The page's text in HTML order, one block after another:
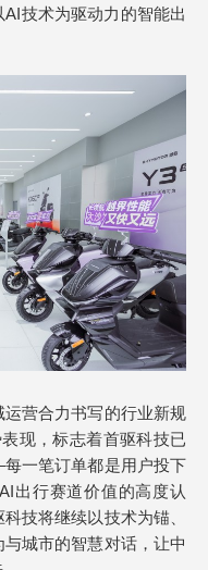
技术为驱动力的智能出
营合力书写的行业新规
现，标志着首驱科技已
一笔订单都是用户投下
出行赛道价值的高度认
技将继续以技术为锚、
城市的智慧对话，让中